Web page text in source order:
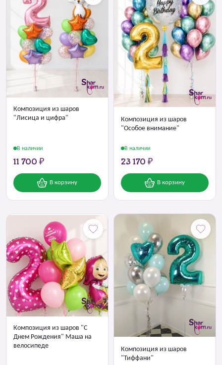
Композиция из шаров
"Лисица и цифра"
В наличии
11 700 ₽
В корзину
Композиция из шаров
"Особое внимание"
В наличии
23 170 ₽
В корзину
Композиция из шаров "С
Днем Рождения" Маша на
велосипеде
Композиция из шаров
"Тиффани"